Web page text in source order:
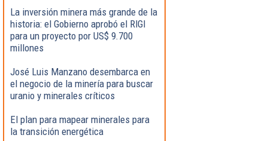
La inversión minera más grande de la
historia: el Gobierno aprobó el RIGI
para un proyecto por US$ 9.700
millones
José Luis Manzano desembarca en
el negocio de la minería para buscar
uranio y minerales críticos
El plan para mapear minerales para
la transición energética